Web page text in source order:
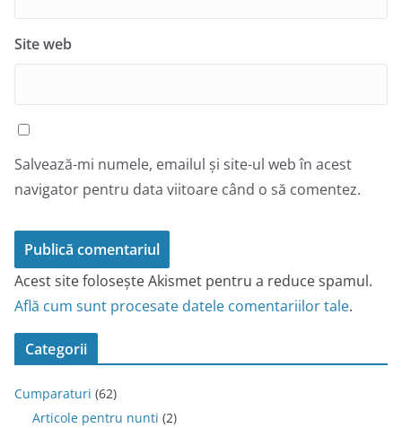
Site web
Salvează-mi numele, emailul și site-ul web în acest
navigator pentru data viitoare când o să comentez.
Acest site folosește Akismet pentru a reduce spamul.
Află cum sunt procesate datele comentariilor tale.
Categorii
Cumparaturi (62)
Articole pentru nunti (2)